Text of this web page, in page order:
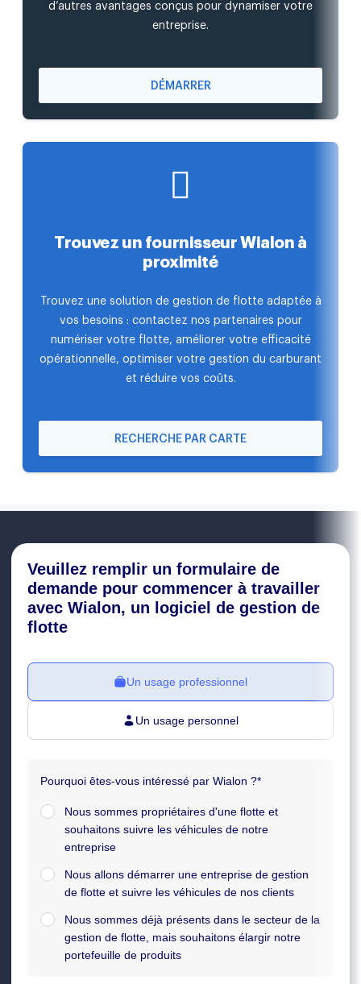
d’autres avantages conçus pour dynamiser votre
entreprise.
DÉMARRER
Trouvez un fournisseur Wialon à
proximité
Trouvez une solution de gestion de flotte adaptée à
vos besoins : contactez nos partenaires pour
numériser votre flotte, améliorer votre efficacité
opérationnelle, optimiser votre gestion du carburant
et réduire vos coûts.
RECHERCHE PAR CARTE